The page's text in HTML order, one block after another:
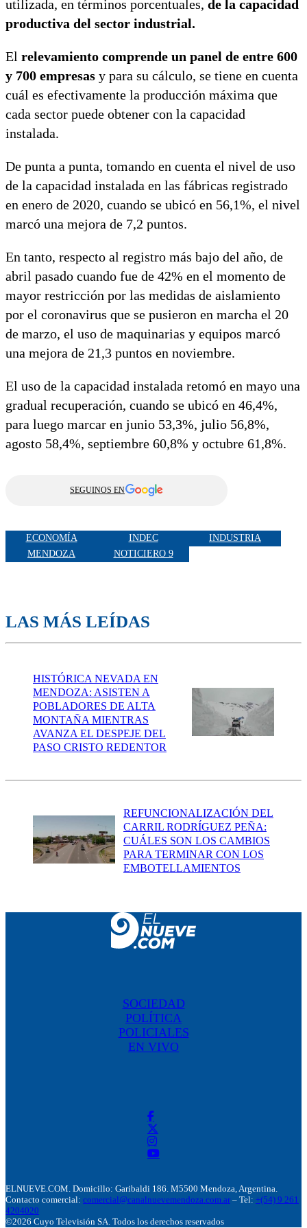
utilizada, en términos porcentuales, de la capacidad
productiva del sector industrial.
El relevamiento comprende un panel de entre 600
y 700 empresas y para su cálculo, se tiene en cuenta
cuál es efectivamente la producción máxima que
cada sector puede obtener con la capacidad
instalada.
De punta a punta, tomando en cuenta el nivel de uso
de la capacidad instalada en las fábricas registrado
en enero de 2020, cuando se ubicó en 56,1%, el nivel
marcó una mejora de 7,2 puntos.
En tanto, respecto al registro más bajo del año, de
abril pasado cuando fue de 42% en el momento de
mayor restricción por las medidas de aislamiento
por el coronavirus que se pusieron en marcha el 20
de marzo, el uso de maquinarias y equipos marcó
una mejora de 21,3 puntos en noviembre.
El uso de la capacidad instalada retomó en mayo una
gradual recuperación, cuando se ubicó en 46,4%,
para luego marcar en junio 53,3%, julio 56,8%,
agosto 58,4%, septiembre 60,8% y octubre 61,8%.
SEGUINOS EN
ECONOMÍA INDEC
INDUSTRIA
MENDOZA
NOTICIERO 9
LAS MÁS LEÍDAS
HISTÓRICA NEVADA EN
MENDOZA: ASISTEN A
POBLADORES DE ALTA
MONTAÑA MIENTRAS
AVANZA EL DESPEJE DEL
PASO CRISTO REDENTOR
REFUNCIONALIZACIÓN DEL
CARRIL RODRÍGUEZ PEÑA:
CUÁLES SON LOS CAMBIOS
PARA TERMINAR CON LOS
EMBOTELLAMIENTOS
SOCIEDAD
POLÍTICA
POLICIALES
EN VIVO
ELNUEVE.COM. Domicillo: Garibaldi 186. M5500 Mendoza, Argentina.
Contacto comercial: comercial@canalnuevemendoza.com.ar – Tel: +(54) 9 261
4204020
©2026 Cuyo Televisión SA. Todos los derechos reservados